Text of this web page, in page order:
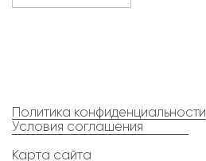
Политика конфиденциальности
Условия соглашения
Карта сайта